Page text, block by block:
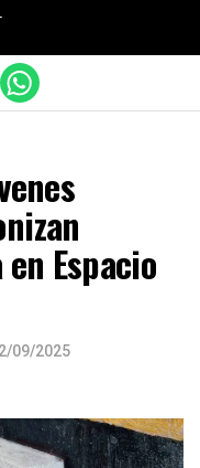
Espacio
09/2025